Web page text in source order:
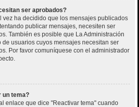
ser aprobados?
vez ha decidido que los mensajes publicados
publicar mensajes, necesiten ser
También es posible que La Administración
de usuarios cuyos mensajes necesitan ser
Por favor comuníquese con el administrador
un tema?
enlace que dice "Reactivar tema" cuando